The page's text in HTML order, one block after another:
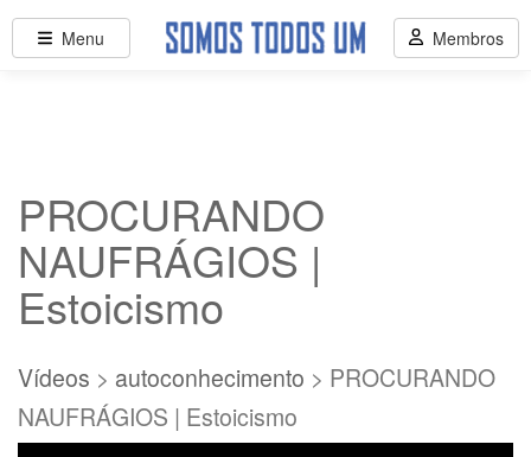
PROCURANDO
NAUFRÁGIOS |
Estoicismo
Vídeos > autoconhecimento > PROCURANDO
NAUFRÁGIOS | Estoicismo
Menu Membros